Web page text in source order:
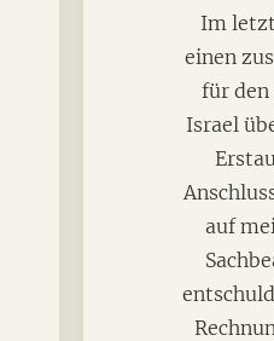
Im
einen
für den
Israel
auf